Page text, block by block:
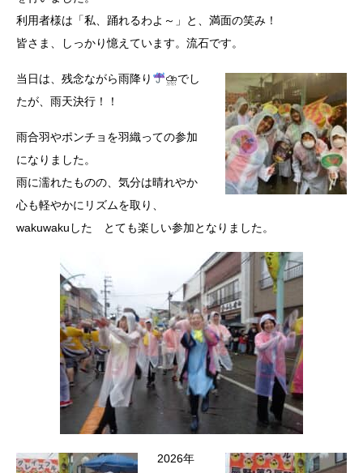
利用者様は「私、踊れるわよ～」と、満面の笑み！
皆さま、しっかり憶えています。流石です。
当日は、残念ながら雨降り
⛈でし
たが、雨天決行！！
雨合羽やポンチョを羽織っての参加
になりました。
雨に濡れたものの、気分は晴れやか
心も軽やかにリズムを取り、
wakuwakuした とても楽しい参加となりました。
2026年